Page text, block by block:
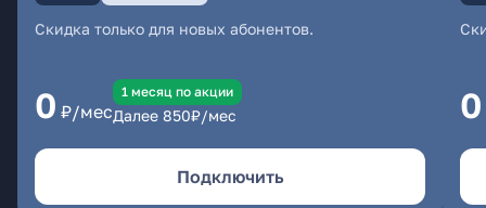
Скидка только для новых абонентов.
0 ₽/мес
1 месяц по акции
Далее 850₽/мес
Подключить
0